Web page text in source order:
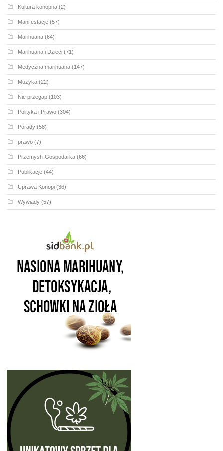
Kultura konopna (2)
Manifestacje (57)
Marihuana (64)
Marihuana i Dzieci (71)
Medyczna marihuana (147)
Muzyka (22)
Nie przegap (103)
Polityka i Prawo (304)
Porady (58)
prawo (7)
Przemysł i Gospodarka (66)
Publikacje (44)
Uprawa Konopi (36)
Wywiady (57)